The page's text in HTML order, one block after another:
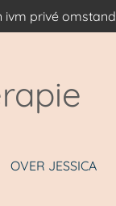
privé
OVER JESSICA